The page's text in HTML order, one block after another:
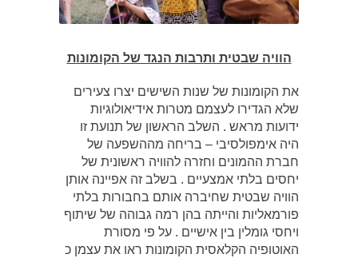
הוויה שבטית ותרבות הנגד של הקומונות
את הקומונות של שנות השישים יצרו צעירים
שלא הגדירו לעצמם מטרות אידיאולוגיות
ידועות מראש . השלב הראשון של תנועת זו
היה אימפולסיבי – בריחה מההשפעה של
חברת ההמונים וחזרה להוויה ראשונית של
יחסים בלתי אמצעיים . בשלב זה אפיינה אותן
הוויה שבטית שחיברה אותם בחבורות בלתי
פורמאליות והייתה בהן רמה גבוהה של שיתוף
ויחסי גומלין בין אישיים . על פי מסורת
האוטופיה הקלאסית הקומונות ראו את עצמן כ